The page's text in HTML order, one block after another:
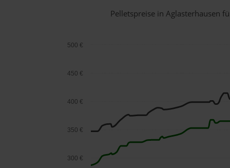
Pelletspreise in Aglasterhausen
300 €
350 €
400 €
450 €
500 €